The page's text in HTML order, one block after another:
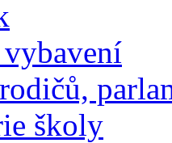
školy